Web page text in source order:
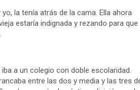
la tenía atrás de la cama. Ella ahora
estaría indignada y rezando para que
a un colegio con doble escolaridad.
entre las dos y media y las tres